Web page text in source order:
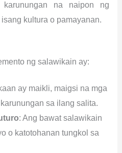
na naipon ng
kultura o pamayanan.
ng salawikain ay:
ay maikli, maigsi na mga
sa ilang salita.
: Ang bawat salawikain
o katotohanan tungkol sa